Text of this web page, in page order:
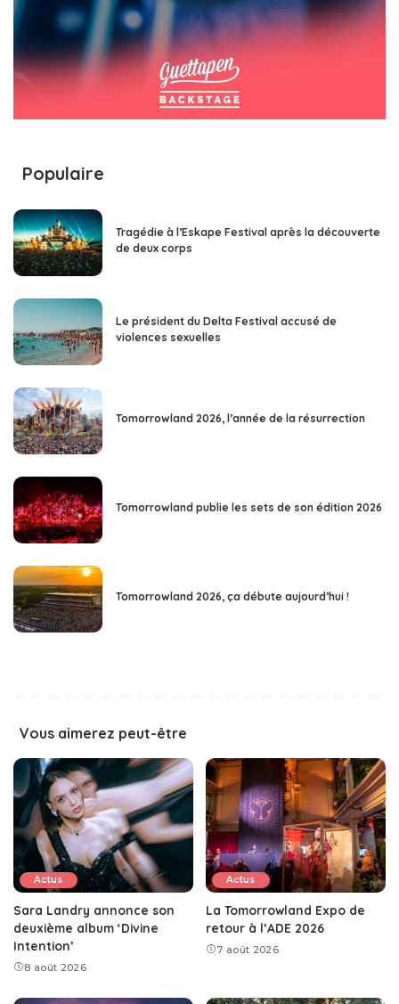
Populaire
Tragédie à l’Eskape Festival après la découverte
de deux corps
Le président du Delta Festival accusé de
violences sexuelles
Tomorrowland 2026, l’année de la résurrection
Tomorrowland publie les sets de son édition 2026
Tomorrowland 2026, ça débute aujourd’hui !
Vous aimerez peut-être
Actus
Sara Landry annonce son
deuxième album ‘Divine
Intention’
8 août 2026
Actus
La Tomorrowland Expo de
retour à l’ADE 2026
7 août 2026